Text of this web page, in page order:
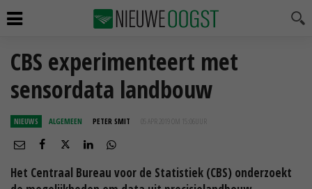
CBS experimenteert met
sensordata landbouw
NIEUWS ALGEMEEN PETER SMIT 05 APR 2019 OM 15:06
Het Centraal Bureau voor de Statistiek (CBS) onderzoekt